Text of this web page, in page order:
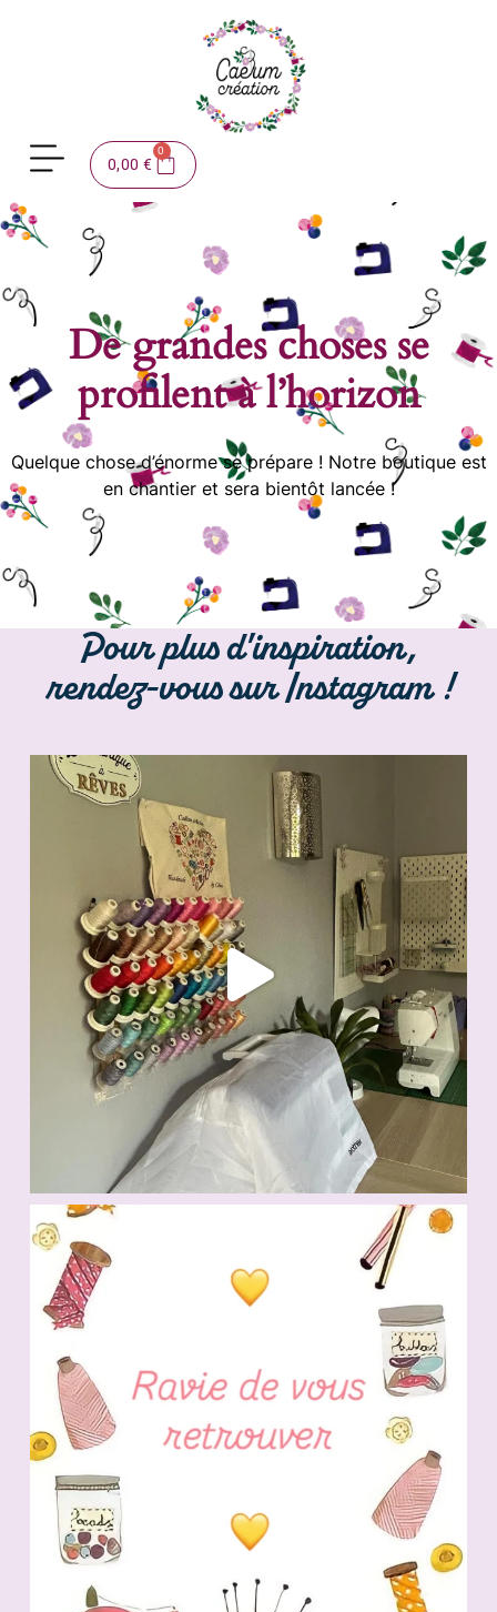
0,00 €
0
De grandes choses se
profilent à l’horizon
Quelque chose d’énorme se prépare ! Notre boutique est
en chantier et sera bientôt lancée !
Pour plus d'inspiration,
rendez-vous sur Instagram !